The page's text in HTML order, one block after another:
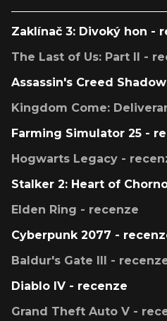
Zaklínač 3: Divoký hon -
The Last of Us: Part II -
Assassin's Creed
Kingdom Come:
Farming Simulator 25 -
Hogwarts Legacy -
Stalker 2: Heart of
Elden Ring - recenze
Cyberpunk 2077 -
Baldur's Gate III -
Diablo IV - recenze
Grand Theft Auto V -